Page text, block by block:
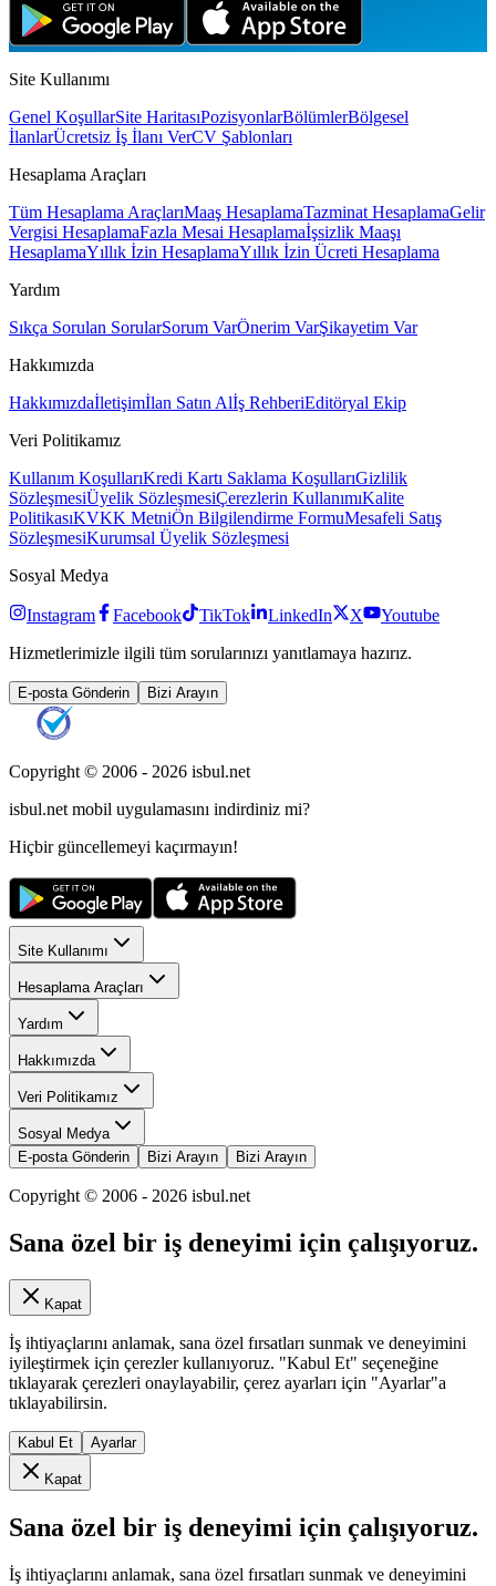
Site Kullanımı
Genel KoşullarSite HaritasıPozisyonlarBölümlerBölgesel
İlanlarÜcretsiz İş İlanı VerCV Şablonları
Hesaplama Araçları
Tüm Hesaplama AraçlarıMaaş HesaplamaTazminat HesaplamaGelir
Vergisi HesaplamaFazla Mesai Hesaplamaİşsizlik Maaşı
HesaplamaYıllık İzin HesaplamaYıllık İzin Ücreti Hesaplama
Yardım
Sıkça Sorulan SorularSorum VarÖnerim VarŞikayetim Var
Hakkımızda
Hakkımızdaİletişimİlan Satın Alİş RehberiEditöryal Ekip
Veri Politikamız
Kullanım KoşullarıKredi Kartı Saklama KoşullarıGizlilik
SözleşmesiÜyelik SözleşmesiÇerezlerin KullanımıKalite
PolitikasıKVKK MetniÖn Bilgilendirme FormuMesafeli Satış
SözleşmesiKurumsal Üyelik Sözleşmesi
Sosyal Medya
Instagram Facebook TikTok LinkedIn X
Youtube
Hizmetlerimizle ilgili tüm sorularınızı yanıtlamaya hazırız.
E-posta Gönderin Bizi Arayın
Copyright © 2006 - 2026 isbul.net
isbul.net mobil uygulamasını indirdiniz mi?
Hiçbir güncellemeyi kaçırmayın!
Site Kullanımı
Hesaplama Araçları
Yardım
Hakkımızda
Veri Politikamız
Sosyal Medya
E-posta Gönderin
Bizi Arayın Bizi Arayın
Copyright © 2006 - 2026 isbul.net
Sana özel bir iş deneyimi için çalışıyoruz.
Kapat
İş ihtiyaçlarını anlamak, sana özel fırsatları sunmak ve deneyimini
iyileştirmek için çerezler kullanıyoruz. "Kabul Et" seçeneğine
tıklayarak çerezleri onaylayabilir, çerez ayarları için "Ayarlar"a
tıklayabilirsin.
Kabul Et Ayarlar
Kapat
Sana özel bir iş deneyimi için çalışıyoruz.
İş ihtiyaçlarını anlamak, sana özel fırsatları sunmak ve deneyimini